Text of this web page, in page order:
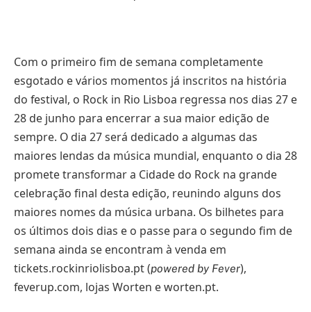
Com o primeiro fim de semana completamente
esgotado e vários momentos já inscritos na história
do festival, o Rock in Rio Lisboa regressa nos dias 27 e
28 de junho para encerrar a sua maior edição de
sempre. O dia 27 será dedicado a algumas das
maiores lendas da música mundial, enquanto o dia 28
promete transformar a Cidade do Rock na grande
celebração final desta edição, reunindo alguns dos
maiores nomes da música urbana. Os bilhetes para
os últimos dois dias e o passe para o segundo fim de
semana ainda se encontram à venda em
tickets.rockinriolisboa.pt (powered by Fever),
feverup.com, lojas Worten e worten.pt.